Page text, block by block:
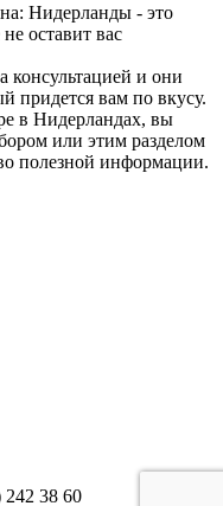
Нидерланды - это
оставит вас
и они
придется вам по вкусу.
в Нидерландах, вы
или этим разделом
полезной информации.
242 38 60